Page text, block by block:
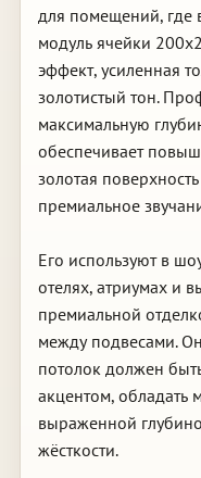
для помещений, где
модуль ячейки
эффект, усиленная
золотистый тон.
максимальную
обеспечивает
золотая
премиальное
Его используют в
отелях, атриумах и
премиальной
между подвесами.
потолок должен
акцентом, обладать
выраженной
жёсткости.